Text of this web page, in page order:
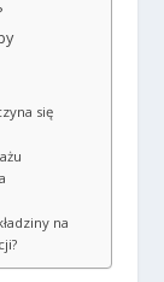
się
na